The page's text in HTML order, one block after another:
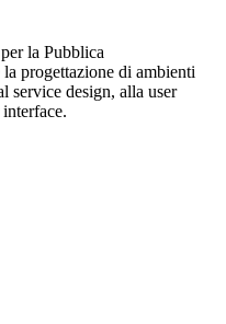
la Pubblica
progettazione di ambienti
service design, alla user